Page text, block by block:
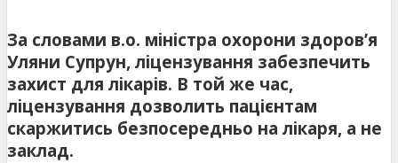
За словами в.о. міністра охорони здоров’я
Уляни Супрун, ліцензування забезпечить
захист для лікарів. В той же час,
ліцензування дозволить пацієнтам
скаржитись безпосередньо на лікаря, а не
заклад.